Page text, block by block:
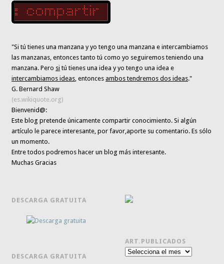
"Si tú tienes una manzana y yo tengo una manzana e intercambiamos
las manzanas, entonces tanto tú como yo seguiremos teniendo una
manzana. Pero si tú tienes una idea y yo tengo una idea e
intercambiamos ideas , entoncesambos tendremos dos ideas."
G. Bernard Shaw
(es.wikiquote.org)
Bienvenid@:
Este blog pretende únicamentecompartir conocimiento. Si algún
artículo le parece interesante,por favor,aporte su comentario. Es sólo
un momento.
Entre todos podremos hacer un blog más interesante.
Muchas Gracias
DESCARGA GRATUITA
DESCARGA GRATUITA
ART.PUBLICADOS
Art.publicados